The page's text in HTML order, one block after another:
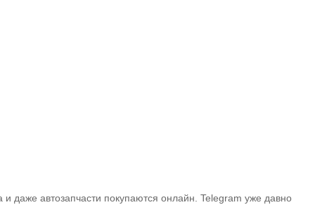
даже автозапчасти покупаются онлайн. Telegram уже давно